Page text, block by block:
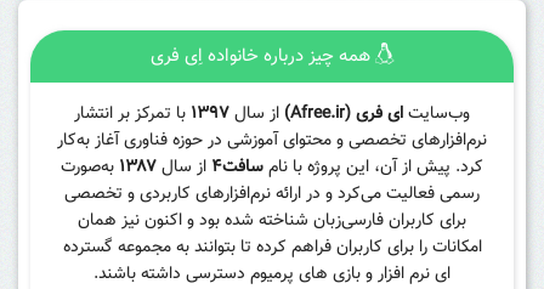
همه چیز درباره خانواده اِی فری
وب‌سایتای فری (Afree.ir) از سال۱۳۹۷ با تمرکز بر انتشار
نرم‌افزارهای تخصصی و محتوای آموزشی در حوزه فناوری آغاز به‌کار
کرد. پیش از آن، این پروژه با نامسافت۴ از سال۱۳۸۷ به‌صورت
رسمی فعالیت می‌کرد و در ارائه نرم‌افزارهای کاربردی و تخصصی
برای کاربران فارسی‌زبان شناخته شده بود و اکنون نیز همان
امکانات را برای کاربران فراهم کرده تا بتوانند به مجموعه گسترده
ای نرم افزار و بازی های پرمیوم دسترسی داشته باشند.